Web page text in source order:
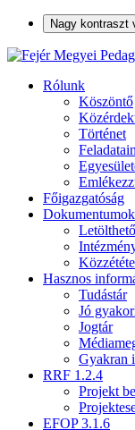
Nagy kontraszt
Rólunk
Köszöntő
Történet
Főigazgatóság
Dokumentumok
Hasznos
Tudástár
Jó
Jogtár
Gyakran
RRF 1.2.4
Projekt
EFOP 3.1.6